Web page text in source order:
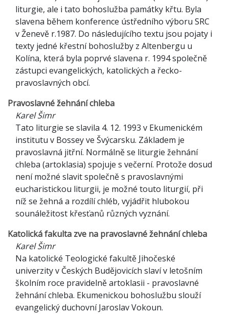
liturgie, ale i tato bohoslužba památky křtu. Byla
slavena během konference ústředního výboru SRC
v Ženevě r.1987. Do následujícího textu jsou pojaty i
texty jedné křestní bohoslužby z Altenbergu u
Kolína, která byla poprvé slavena r. 1994 společně
zástupci evangelických, katolických a řecko-
pravoslavných obcí.
Pravoslavné žehnání chleba
Karel Šimr
Tato liturgie se slavila 4. 12. 1993 v Ekumenickém
institutu v Bossey ve Švýcarsku. Základem je
pravoslavná jitřní. Normálně se liturgie žehnání
chleba (artoklasia) spojuje s večerní. Protože dosud
není možné slavit společně s pravoslavnými
eucharistickou liturgii, je možné touto liturgií, při
níž se žehná a rozdílí chléb, vyjádřit hlubokou
sounáležitost křesťanů různých vyznání.
Katolická fakulta zve na pravoslavné žehnání chleba
Karel Šimr
Na katolické Teologické fakultě Jihočeské
univerzity v Českých Budějovicích slaví v letošním
školním roce pravidelně artoklasii - pravoslavné
žehnání chleba. Ekumenickou bohoslužbu slouží
evangelický duchovní Jaroslav Vokoun.